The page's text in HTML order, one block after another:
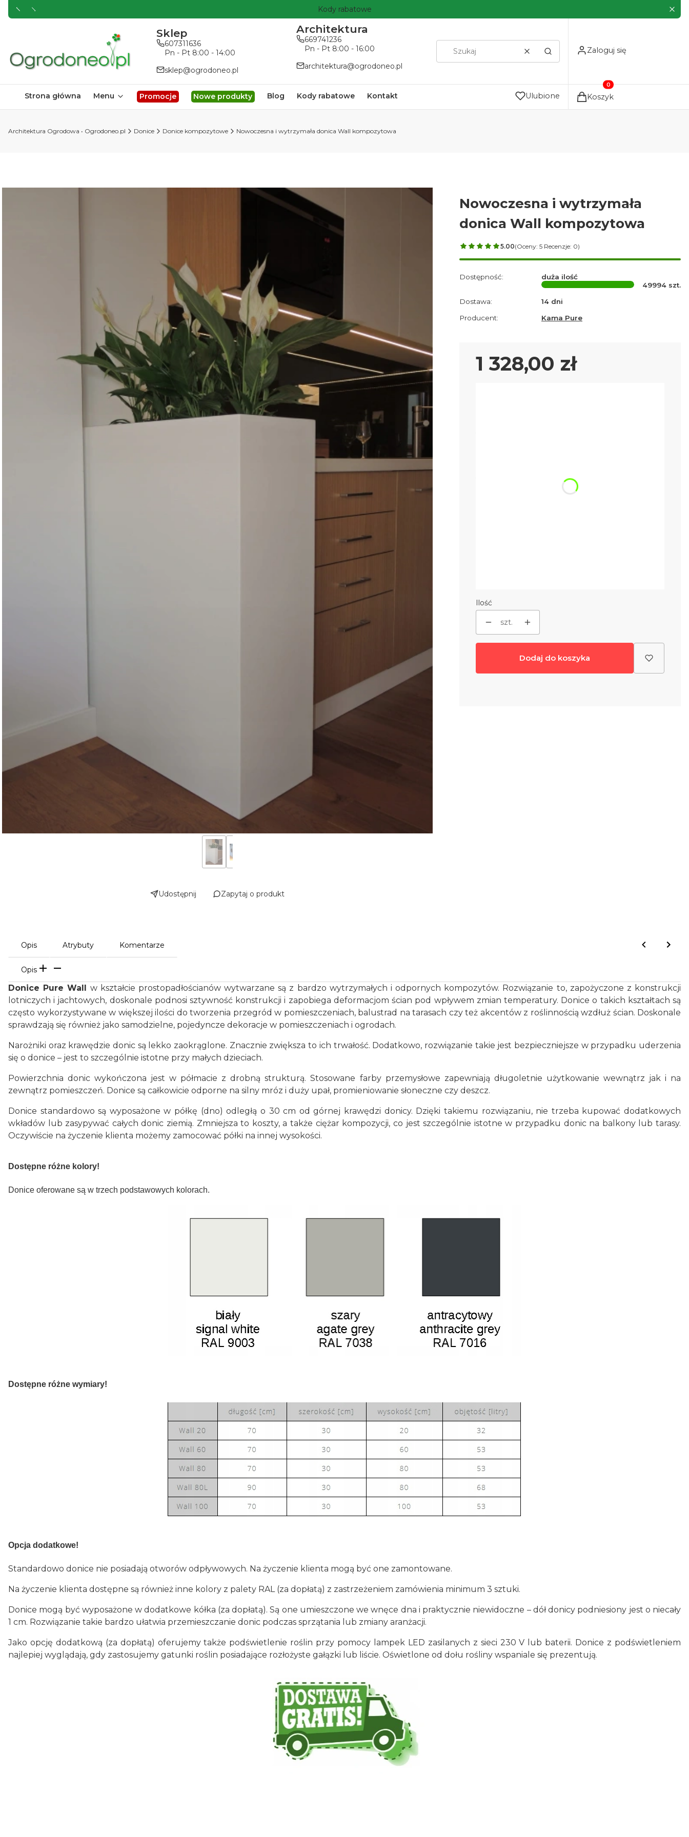
Kody rabatowe
Sklep
607311636
Pn - Pt 8:00 - 14:00
sklep@ogrodoneo.pl
Architektura
669741236
Pn - Pt 8:00 - 16:00
architektura@ogrodoneo.pl
WyczyśćSzukaj
Zaloguj się
Strona główna Menu Promocje Nowe produkty Blog Kody rabatowe Kontakt Ulubione
Produkty w koszyku: 0.
Koszyk
Architektura Ogrodowa • Ogrodoneo.pl Donice Donice kompozytowe Nowoczesna i wytrzymała donica Wall kompozytowa
Udostępnij Zapytaj o produkt
Nowoczesna i wytrzymała
donica Wall kompozytowa
5.00(Oceny: 5 Recenzje: 0)
Dostępność:
duża ilość
49994 szt.
Dostawa:
14 dni
Producent:
Kama Pure
Cena
1 328,00 zł
Ilość
szt.
Dodaj do koszyka
Opis Atrybuty Komentarze
Opis
Donice Pure Wall
w kształcie prostopadłościanów wytwarzane są z bardzo wytrzymałych i odpornych kompozytów. Rozwiązanie to, zapożyczone z konstrukcji
lotniczych i jachtowych, doskonale podnosi sztywność konstrukcji i zapobiega deformacjom ścian pod wpływem zmian temperatury. Donice o takich kształtach są
często wykorzystywane w większej ilości do tworzenia przegród w pomieszczeniach, balustrad na tarasach czy też akcentów z roślinnością wzdłuż ścian. Doskonale
sprawdzają się również jako samodzielne, pojedyncze dekoracje w pomieszczeniach i ogrodach.
Narożniki oraz krawędzie donic są lekko zaokrąglone. Znacznie zwiększa to ich trwałość. Dodatkowo, rozwiązanie takie jest bezpieczniejsze w przypadku uderzenia
się o donice – jest to szczególnie istotne przy małych dzieciach.
Powierzchnia donic wykończona jest w półmacie z drobną strukturą. Stosowane farby przemysłowe zapewniają długoletnie użytkowanie wewnątrz jak i na
zewnątrz pomieszczeń. Donice są całkowicie odporne na silny mróz i duży upał, promieniowanie słoneczne czy deszcz.
Donice standardowo są wyposażone w półkę (dno) odległą o 30 cm od górnej krawędzi donicy. Dzięki takiemu rozwiązaniu, nie trzeba kupować dodatkowych
wkładów lub zasypywać całych donic ziemią. Zmniejsza to koszty, a także ciężar kompozycji, co jest szczególnie istotne w przypadku donic na balkony lub tarasy.
Oczywiście na życzenie klienta możemy zamocować półki na innej wysokości.
Dostępne różne kolory!
Donice oferowane są w trzech podstawowych kolorach.
Dostępne różne wymiary!
Opcja dodatkowe!
Standardowo donice nie posiadają otworów odpływowych. Na życzenie klienta mogą być one zamontowane.
Na życzenie klienta dostępne są również inne kolory z palety RAL (za dopłatą) z zastrzeżeniem zamówienia minimum 3 sztuki.
Donice mogą być wyposażone w dodatkowe kółka (za dopłatą). Są one umieszczone we wnęce dna i praktycznie niewidoczne – dół donicy podniesiony jest o niecały
1 cm. Rozwiązanie takie bardzo ułatwia przemieszczanie donic podczas sprzątania lub zmiany aranżacji.
Jako opcję dodatkową (za dopłatą) oferujemy także podświetlenie roślin przy pomocy lampek LED zasilanych z sieci 230 V lub baterii. Donice z podświetleniem
najlepiej wyglądają, gdy zastosujemy gatunki roślin posiadające rozłożyste gałązki lub liście. Oświetlone od dołu rośliny wspaniale się prezentują.